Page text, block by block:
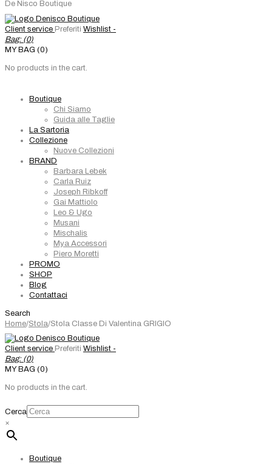
De Nisco Boutique
Client service Preferiti Wishlist -
Bag: (0)
MY BAG (0)
No products in the cart.
Boutique
Chi Siamo
Guida alle Taglie
La Sartoria
Collezione
Nuove Collezioni
BRAND
Barbara Lebek
Carla Ruiz
Joseph Ribkoff
Gai Mattiolo
Leo & Ugo
Musani
Mischalis
Mya Accessori
Piero Moretti
PROMO
SHOP
Blog
Contattaci
Search
Home/Stola/Stola Classe Di Valentina GRIGIO
Client service Preferiti Wishlist -
Bag: (0)
MY BAG (0)
No products in the cart.
Cerca
×
Boutique